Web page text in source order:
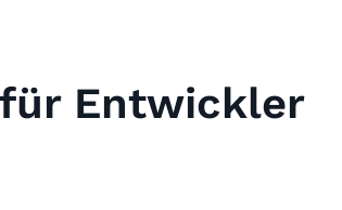
Entwickler